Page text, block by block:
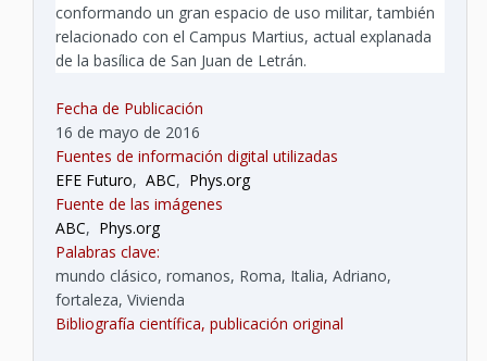
conformando un gran espacio de uso militar, también
relacionado con el Campus Martius, actual explanada
de la basílica de San Juan de Letrán.
Fecha de Publicación
16 de mayo de 2016
Fuentes de información digital utilizadas
EFE Futuro, ABC, Phys.org
Fuente de las imágenes
ABC, Phys.org
Palabras clave:
mundo clásico, romanos, Roma, Italia, Adriano,
fortaleza, Vivienda
Bibliografía científica, publicación original